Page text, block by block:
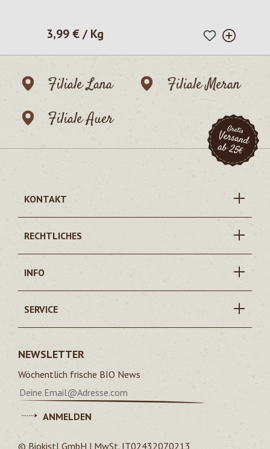
Regulärer Preis:
3,99 € / Kg
Filiale Lana
Filiale Meran
Filiale Auer
KONTAKT
RECHTLICHES
INFO
SERVICE
NEWSLETTER
Wöchentlich frische BIO News
ANMELDEN
© Biokistl GmbH | MwSt. IT02432070213